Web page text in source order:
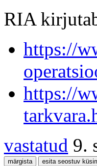
RIA
https://
https://
vastatud 9.